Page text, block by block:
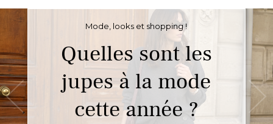
Mode, looks et shopping !
Quelles sont les
jupes à la mode
cette année ?